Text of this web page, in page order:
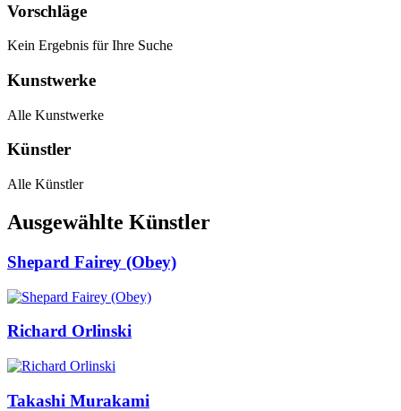
Vorschläge
Kein Ergebnis für Ihre Suche
Kunstwerke
Alle Kunstwerke
Künstler
Alle Künstler
Ausgewählte Künstler
Shepard Fairey (Obey)
Richard Orlinski
Takashi Murakami